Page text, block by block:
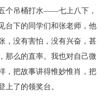
个吊桶打水——七上八下，
台下的同学们和张老师，他
，没有害怕，没有兴奋，甚
那么的直率。我也对自己微
，把故事讲得惟妙惟肖，把
上了的领奖台。